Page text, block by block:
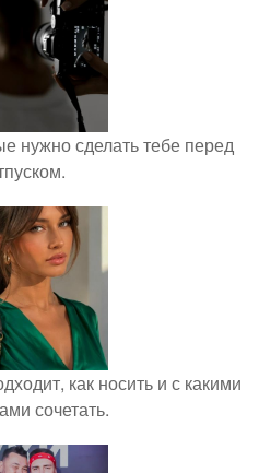
нужно сделать тебе перед
как носить и с какими
сочетать.